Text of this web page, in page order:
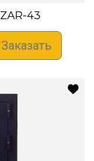
ZAR-43
Заказать